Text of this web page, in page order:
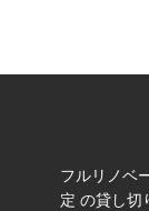
フルリノベ
定 の貸し切